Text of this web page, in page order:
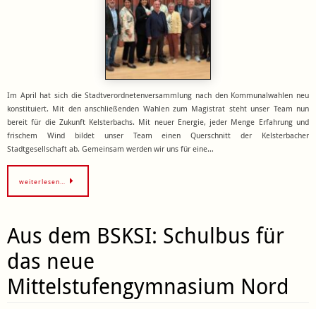
Im April hat sich die Stadtverordnetenversammlung nach den Kommunalwahlen neu
konstituiert. Mit den anschließenden Wahlen zum Magistrat steht unser Team nun
bereit für die Zukunft Kelsterbachs. Mit neuer Energie, jeder Menge Erfahrung und
frischem Wind bildet unser Team einen Querschnitt der Kelsterbacher
Stadtgesellschaft ab. Gemeinsam werden wir uns für eine…
weiterlesen…
Aus dem BSKSI: Schulbus für
das neue
Mittelstufengymnasium Nord